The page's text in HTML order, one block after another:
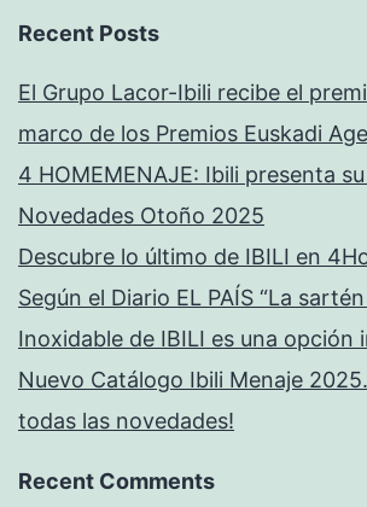
Recent Posts
El Grupo Lacor-Ibili recibe el
marco de los Premios Euskadi
4 HOMEMENAJE: Ibili presenta
Novedades Otoño 2025
Descubre lo último de IBILI en
Según el Diario EL PAÍS “La
Inoxidable de IBILI es una opción
Nuevo Catálogo Ibili Menaje
todas las novedades!
Recent Comments